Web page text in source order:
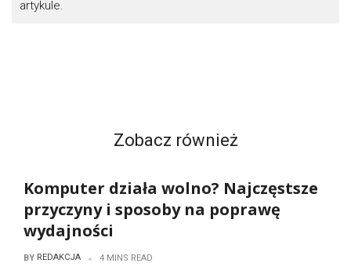
artykule.
Zobacz również
Komputer działa wolno? Najczęstsze
przyczyny i sposoby na poprawę
wydajności
BY REDAKCJA 4 MINS READ